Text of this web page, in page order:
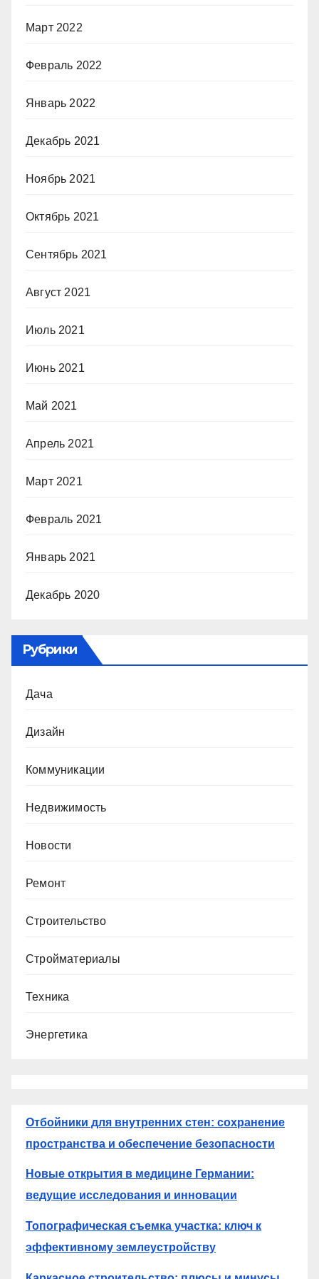
Март 2022
Февраль 2022
Январь 2022
Декабрь 2021
Ноябрь 2021
Октябрь 2021
Сентябрь 2021
Август 2021
Июль 2021
Июнь 2021
Май 2021
Апрель 2021
Март 2021
Февраль 2021
Январь 2021
Декабрь 2020
Рубрики
Дача
Дизайн
Коммуникации
Недвижимость
Новости
Ремонт
Строительство
Стройматериалы
Техника
Энергетика
Отбойники для внутренних стен: сохранение
пространства и обеспечение безопасности
Новые открытия в медицине Германии:
ведущие исследования и инновации
Топографическая съемка участка: ключ к
эффективному землеустройству